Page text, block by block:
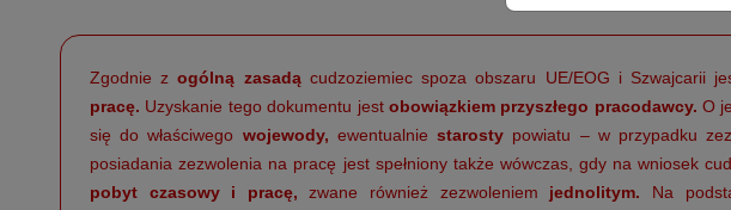
Zgodnie zogólną zasadącudzoziemiec spoza obszaru UE/EOG i Szwajcarii
pracę. Uzyskanie tego dokumentu jest obowiązkiem przyszłego pracodawcy. O
się do właściwego wojewody, ewentualniestarosty powiatu – w przypadku
posiadania zezwolenia na pracę jest spełniony także wówczas, gdy na wniosek
pobyt czasowy i pracę, zwane również zezwoleniem jednolitym. Na